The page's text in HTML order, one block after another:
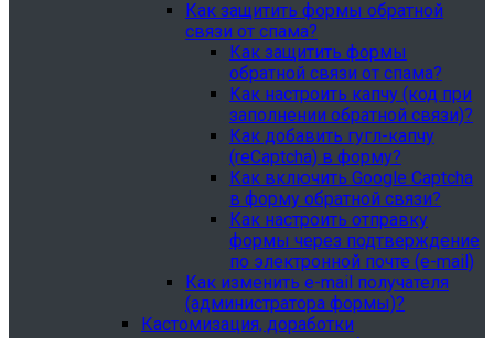
Как защитить формы обратной
связи от спама?
Как защитить формы
обратной связи от спама?
Как настроить капчу (код при
заполнении обратной связи)?
Как добавить гугл-капчу
(reCaptcha) в форму?
Как включить Google Captcha
в форму обратной связи?
Как настроить отправку
формы через подтверждение
по электронной почте (e-mail)
Как изменить e-mail получателя
(администратора формы)?
Кастомизация, доработки